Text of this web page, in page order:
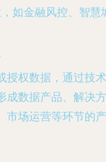
如金融风控、智慧
授权数据，通过技术
成数据产品、解决方
市场运营等环节的产